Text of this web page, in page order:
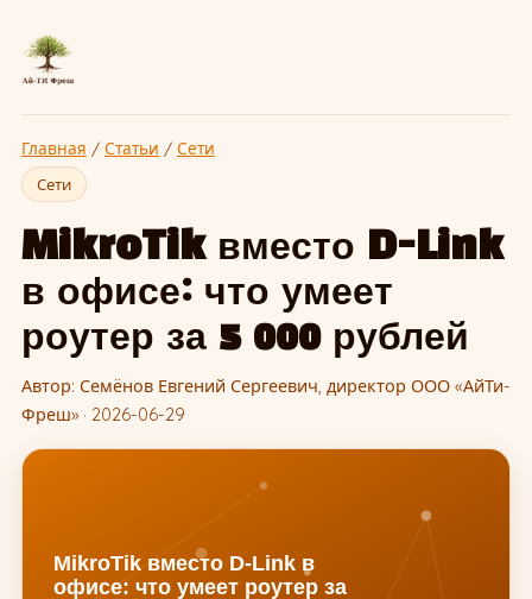
Главная / Статьи / Сети
Сети
MikroTik вместо D-Link
в офисе: что умеет
роутер за 5 000 рублей
Автор: Семёнов Евгений Сергеевич, директор ООО «АйТи-
Фреш» · 2026-06-29